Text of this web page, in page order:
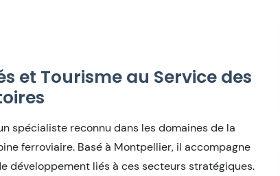
et Tourisme au Service des
spécialiste reconnu dans les domaines de la
ferroviaire. Basé à Montpellier, il accompagne
développement liés à ces secteurs stratégiques.